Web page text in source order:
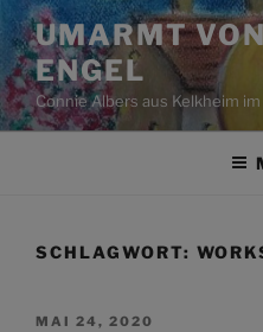
Zum
Inhalt
springen
UMARMT
ENGEL
Connie Albers aus Kelkheim im
SCHLAGWORT:
VERÖFFENTLICHT
MAI 24, 2020